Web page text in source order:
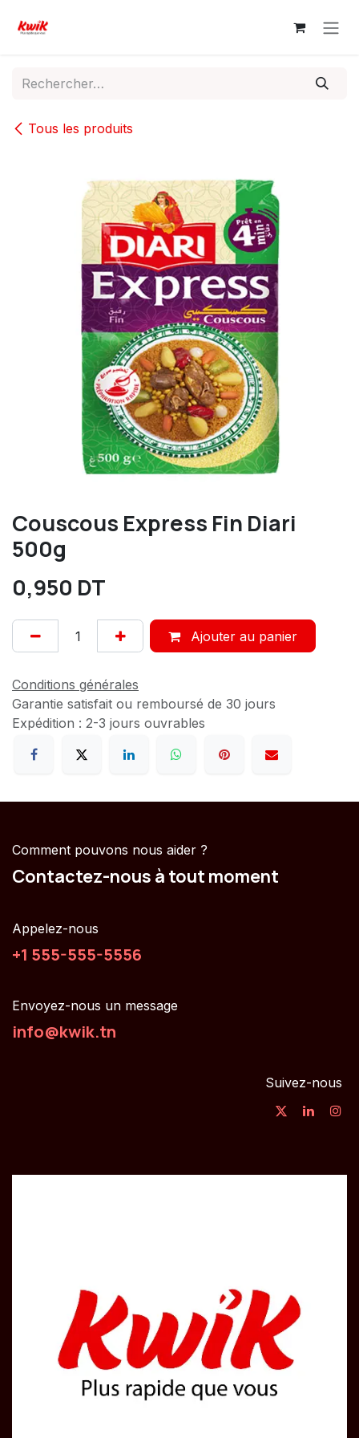
Tous les produits
Couscous Express Fin Diari
500g
0,950 DT
Ajouter au panier
Conditions générales
Garantie satisfait ou remboursé de 30 jours
Expédition : 2-3 jours ouvrables
Comment pouvons nous aider ?
Contactez-nous à tout moment
Appelez-nous
+1 555-555-5556
Envoyez-nous un message
info@kwik.tn
Suivez-nous